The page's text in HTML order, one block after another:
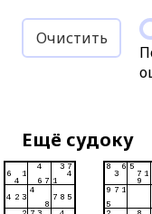
Очистить
Ещё судоку